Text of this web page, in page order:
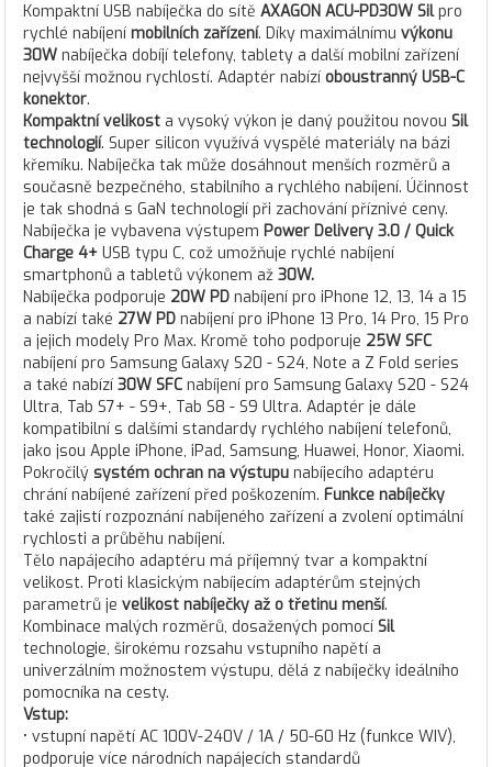
Kompaktní USB nabíječka do sítě AXAGON ACU-PD30W Silpro
rychlé nabíjení mobilních zařízení. Díky maximálnímu výkonu
30W nabíječka dobíjí telefony, tablety a další mobilní zařízení
nejvyšší možnou rychlostí. Adaptér nabízí oboustranný USB-C
konektor.
Kompaktní velikost a vysoký výkon je daný použitou novou Sil
technologií. Super silicon využívá vyspělé materiály na bázi
křemíku. Nabíječka tak může dosáhnout menších rozměrů a
současně bezpečného, stabilního a rychlého nabíjení. Účinnost
je tak shodná s GaN technologií při zachování příznivé ceny.
Nabíječka je vybavena výstupem Power Delivery 3.0 / Quick
Charge 4+ USB typu C, což umožňuje rychlé nabíjení
smartphonů a tabletů výkonem až 30W.
Nabíječka podporuje 20W PD nabíjení pro iPhone 12, 13, 14 a 15
a nabízí také 27W PD nabíjení pro iPhone 13 Pro, 14 Pro, 15 Pro
a jejich modely Pro Max. Kromě toho podporuje 25W SFC
nabíjení pro Samsung Galaxy S20 - S24, Note a Z Fold series
a také nabízí 30W SFC nabíjení pro Samsung Galaxy S20 - S24
Ultra, Tab S7+ - S9+, Tab S8 - S9 Ultra. Adaptér je dále
kompatibilní s dalšími standardy rychlého nabíjení telefonů,
jako jsou Apple iPhone, iPad, Samsung, Huawei, Honor, Xiaomi.
Pokročilý systém ochran na výstupu nabíjecího adaptéru
chrání nabíjené zařízení před poškozením. Funkce nabíječky
také zajistí rozpoznání nabíjeného zařízení a zvolení optimální
rychlosti a průběhu nabíjení.
Tělo napájecího adaptéru má příjemný tvar a kompaktní
velikost. Proti klasickým nabíjecím adaptérům stejných
parametrů je velikost nabíječky až o třetinu menší.
Kombinace malých rozměrů, dosažených pomocí Sil
technologie, širokému rozsahu vstupního napětí a
univerzálním možnostem výstupu, dělá z nabíječky ideálního
pomocníka na cesty.
Vstup:
• vstupní napětí AC 100V-240V / 1A / 50-60 Hz (funkce WIV),
podporuje více národních napájecích standardů